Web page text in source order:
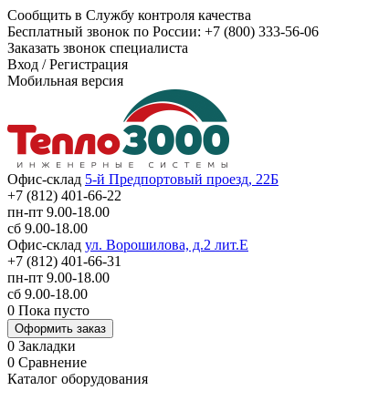
Сообщить в Службу контроля качества
Бесплатный звонок по России: +7 (800) 333-56-06
Заказать звонок специалиста
Вход /Регистрация
Мобильная версия
Офис-склад 5-й Предпортовый проезд, 22Б
+7 (812) 401-66-22
пн-пт 9.00-18.00
сб 9.00-18.00
Офис-склад ул. Ворошилова, д.2 лит.Е
+7 (812) 401-66-31
пн-пт 9.00-18.00
сб 9.00-18.00
0 Пока пусто
Оформить заказ
0 Закладки
0 Сравнение
Каталог оборудования